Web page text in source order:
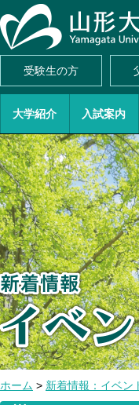
受験生の方
大学紹介 入試案内
ホーム > 新着情報：イベン